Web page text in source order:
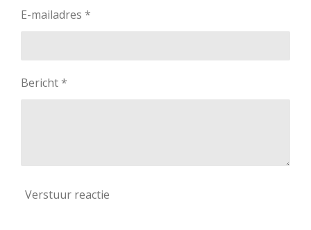
E-mailadres *
Bericht *
Verstuur reactie